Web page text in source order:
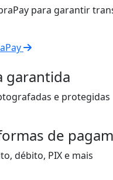
para garantir
garantida
e protegidas
de
débito, PIX e mais